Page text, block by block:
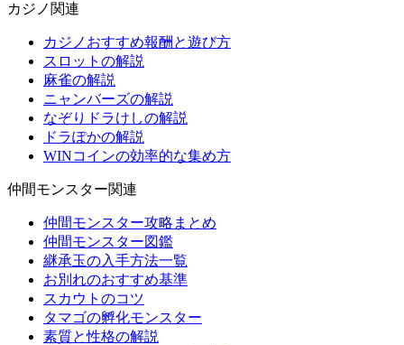
カジノ関連
カジノおすすめ報酬と遊び方
スロットの解説
麻雀の解説
ニャンバーズの解説
なぞりドラけしの解説
ドラぽかの解説
WINコインの効率的な集め方
仲間モンスター関連
仲間モンスター攻略まとめ
仲間モンスター図鑑
継承玉の入手方法一覧
お別れのおすすめ基準
スカウトのコツ
タマゴの孵化モンスター
素質と性格の解説